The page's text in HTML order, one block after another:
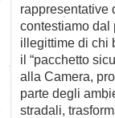
rappresentative
contestiamo dal
illegittime di chi
il “pacchetto
alla Camera,
parte degli
stradali,